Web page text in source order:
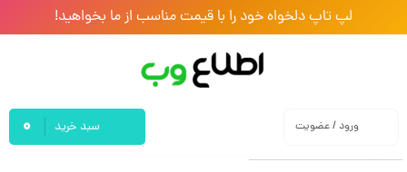
لپ تاپ دلخواه خود را با قیمت مناسب از ما بخواهید!
ورود / عضویت سبد خرید 0